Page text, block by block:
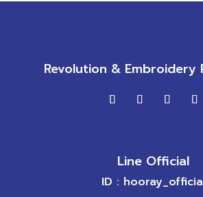
Revolution & Embroidery
Line Official
ID :